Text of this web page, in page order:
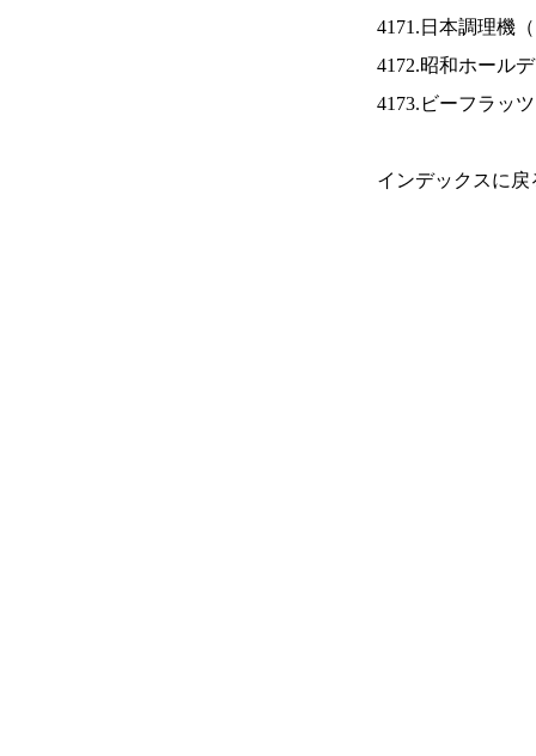
4171.日本調理機（
4172.昭和ホール
4173.ビーフラッ
インデックスに戻